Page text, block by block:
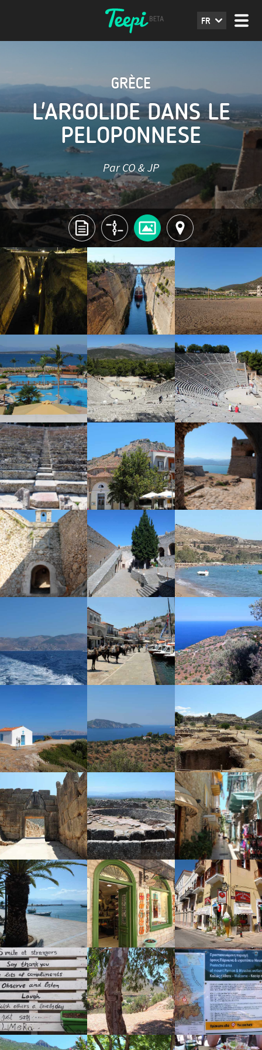
FR
GRÈCE
L'ARGOLIDE DANS LE
PELOPONNESE
Par CO & JP